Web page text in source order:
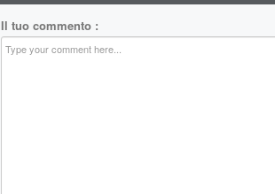
Il tuo commento :